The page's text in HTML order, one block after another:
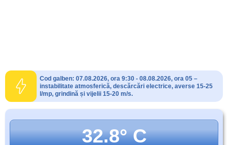
Cod galben: 07.08.2026, ora 9:30 - 08.08.2026, ora 05 –
instabilitate atmosferică, descărcări electrice, averse 15-25
l/mp, grindină și vijelii 15-20 m/s.
32.8° C